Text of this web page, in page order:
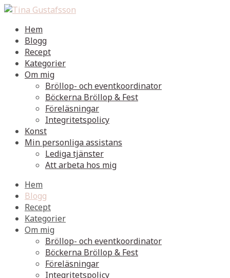
Hem
Blogg
Recept
Kategorier
Om mig
Bröllop- och eventkoordinator
Böckerna Bröllop & Fest
Föreläsningar
Integritetspolicy
Konst
Min personliga assistans
Lediga tjänster
Att arbeta hos mig
Hem
Blogg
Recept
Kategorier
Om mig
Bröllop- och eventkoordinator
Böckerna Bröllop & Fest
Föreläsningar
Integritetspolicy